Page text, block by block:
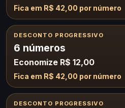
Fica em R$ 42,00 por número
DESCONTO PROGRESSIVO
6 números
Economize R$ 12,00
Fica em R$ 42,00 por número
DESCONTO PROGRESSIVO